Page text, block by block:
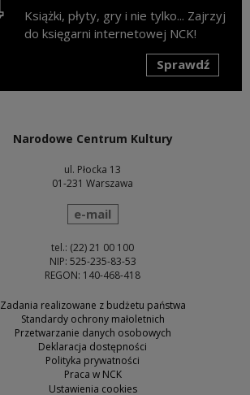
Książki, płyty, gry i nie tylko... Zajrzyj
do księgarni internetowej NCK!
Sprawdź
Narodowe Centrum Kultury
ul. Płocka 13
01-231 Warszawa
wyślij wiadomość
e-mail
tel.: (22) 21 00 100
NIP: 525-235-83-53
REGON: 140-468-418
Zadania realizowane z budżetu państwa
Standardy ochrony małoletnich
Przetwarzanie danych osobowych
Deklaracja dostępności
Polityka prywatności
Praca w NCK
Ustawienia cookies